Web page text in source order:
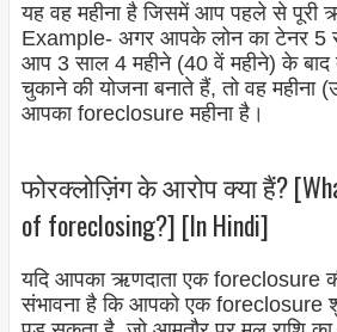
यह वह महीना है जिसमें आप पहले से पूरी
Example- अगर आपके लोन का टेनर 5
आप 3 साल 4 महीने (40 वें महीने) के
चुकाने की योजना बनाते हैं, तो वह महीना
आपका foreclosure महीना है।
फोरक्लोज़िंग के आरोप क्या हैं?
of foreclosing?] [In Hindi]
यदि आपका ऋणदाता एक foreclosure
संभावना है कि आपको एक foreclosure